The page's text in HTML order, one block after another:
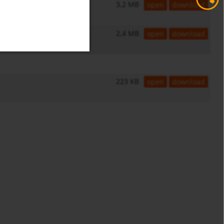
3,2 MB open download
2,4 MB open download
223 KB open download